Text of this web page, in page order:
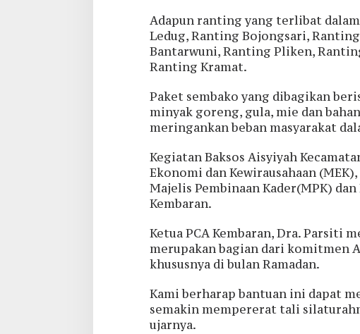
Adapun ranting yang terlibat
Ledug, Ranting Bojongsari,
Bantarwuni, Ranting Pliken,
Ranting Kramat.
Paket sembako yang dibagikan
minyak goreng, gula, mie dan
meringankan beban masyarakat
Kegiatan Baksos Aisyiyah
Ekonomi dan Kewirausahaan
Majelis Pembinaan Kader(MPK)
Kembaran.
Ketua PCA Kembaran, Dra. Parsiti
merupakan bagian dari komitmen
khususnya di bulan Ramadan.
Kami berharap bantuan ini dapat
semakin mempererat tali
ujarnya.